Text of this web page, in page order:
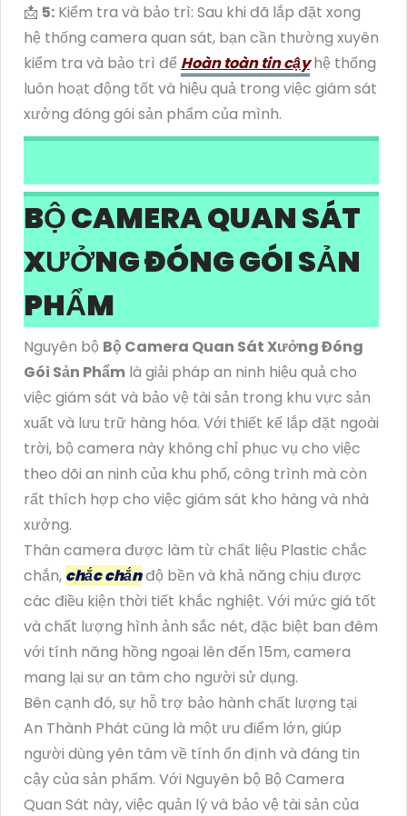
📩 5: Kiểm tra và bảo trì: Sau khi đã lắp đặt xong
hệ thống camera quan sát, bạn cần thường xuyên
kiểm tra và bảo trì để Hoàn toàn tin cậyhệ thống
luôn hoạt động tốt và hiệu quả trong việc giám sát
xưởng đóng gói sản phẩm của mình.
BỘ CAMERA QUAN SÁT
XƯỞNG ĐÓNG GÓI SẢN
PHẨM
Nguyên bộ Bộ Camera Quan Sát Xưởng Đóng
Gói Sản Phẩm là giải pháp an ninh hiệu quả cho
việc giám sát và bảo vệ tài sản trong khu vực sản
xuất và lưu trữ hàng hóa. Với thiết kế lắp đặt ngoài
trời, bộ camera này không chỉ phục vụ cho việc
theo dõi an ninh của khu phố, công trình mà còn
rất thích hợp cho việc giám sát kho hàng và nhà
xưởng.
Thân camera được làm từ chất liệu Plastic chắc
chắn, chắc chắnđộ bền và khả năng chịu được
các điều kiện thời tiết khắc nghiệt. Với mức giá tốt
và chất lượng hình ảnh sắc nét, đặc biệt ban đêm
với tính năng hồng ngoại lên đến 15m, camera
mang lại sự an tâm cho người sử dụng.
Bên cạnh đó, sự hỗ trợ bảo hành chất lượng tại
An Thành Phát cũng là một ưu điểm lớn, giúp
người dùng yên tâm về tính ổn định và đáng tin
cậy của sản phẩm. Với Nguyên bộ Bộ Camera
Quan Sát này, việc quản lý và bảo vệ tài sản của